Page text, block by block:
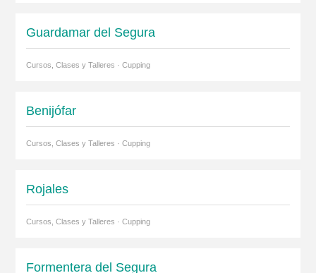
Guardamar del Segura
Cursos, Clases y Talleres · Cupping
Benijófar
Cursos, Clases y Talleres · Cupping
Rojales
Cursos, Clases y Talleres · Cupping
Formentera del Segura